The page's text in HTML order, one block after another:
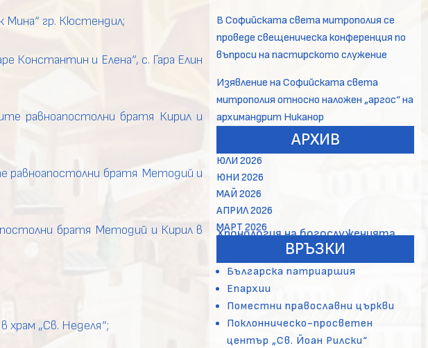
Мина“ гр. Кюстендил;
Константин и Елена“, с. Гара Елин
равноапостолни братя Кирил и
равноапостолни братя Методий и
братя Методий и Кирил в
„Св. Неделя“;
В Софийската света митрополия се
проведе свещеническа конференция по
въпроси на пастирското служение
Изявление на Софийската света
митрополия относно наложен „аргос“ на
архимандрит Никанор
АРХИВ
ЮЛИ 2026
ЮНИ 2026
МАЙ 2026
АПРИЛ 2026
МАРТ 2026
Хронология на богослуженията
ВРЪЗКИ
Българска патриаршия
Епархии
Поместни православни църкви
Поклонническо-просветен
център „Св. Йоан Рилски“